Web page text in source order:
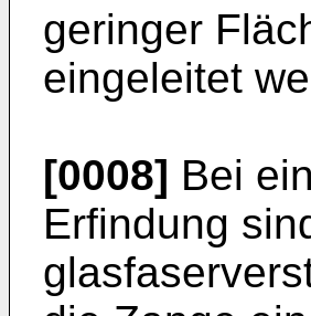
geringer
eingeleitet
[0008] Bei
Erfindung